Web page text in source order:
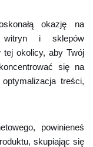
okazję na
witryn i sklepów
tej okolicy, aby Twój
się na
treści,
powinieneś
skupiając się